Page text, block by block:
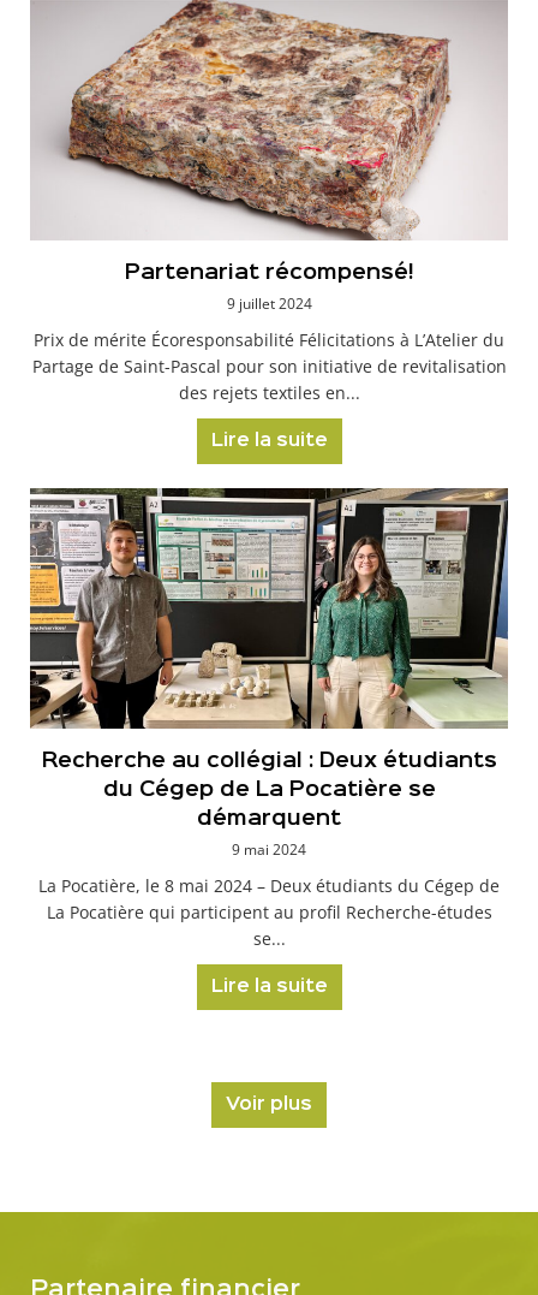
Partenariat récompensé!
9 juillet 2024
Prix de mérite Écoresponsabilité Félicitations à L’Atelier du
Partage de Saint-Pascal pour son initiative de revitalisation
des rejets textiles en...
Lire la suite
Recherche au collégial : Deux étudiants
du Cégep de La Pocatière se
démarquent
9 mai 2024
La Pocatière, le 8 mai 2024 – Deux étudiants du Cégep de
La Pocatière qui participent au profil Recherche-études
se...
Lire la suite
Voir plus
Partenaire financier